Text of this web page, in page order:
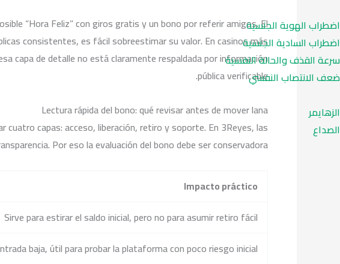
اضطراب الهوية الجنسية
اضطراب السادية الجنسية
سرعة القذف والحالة النفسية
ضعف الانتصاب النفسي
الزهايمر
الصداع
“Hora Feliz” con giros gratis y un bono por referir amigos. El
consistentes, es fácil sobreestimar su valor. En casinos más
capa de detalle no está claramente respaldada por información
pública verificable.
Lectura rápida del bono: qué revisar antes de mover lana
capas: acceso, liberación, retiro y soporte. En 3Reyes, las
Por eso la evaluación del bono debe ser conservadora.
Impacto práctico
Sirve para estirar el saldo inicial, pero no para asumir retiro fácil
baja, útil para probar la plataforma con poco riesgo inicial